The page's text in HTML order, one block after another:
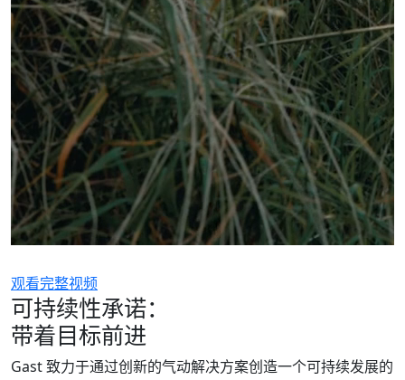
观看完整视频
可持续性承诺：
带着目标前进
Gast 致力于通过创新的气动解决方案创造一个可持续发展的